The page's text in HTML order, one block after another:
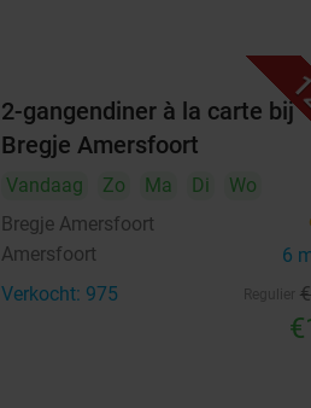
2-gangendiner à la carte bij
Bregje Amersfoort
Vandaag Zo Ma Di
Wo
Bregje Amersfoort
Amersfoort 6
Verkocht: 975